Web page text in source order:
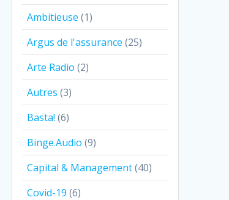
Ambitieuse (1)
Argus de l'assurance (25)
Arte Radio (2)
Autres (3)
Basta! (6)
Binge.Audio (9)
Capital & Management(40)
Covid-19 (6)